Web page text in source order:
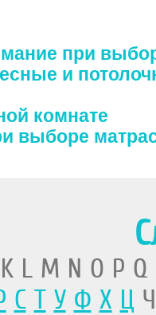
при
и
комнате
выборе
L M N O P
С Т У Ф Х Ц